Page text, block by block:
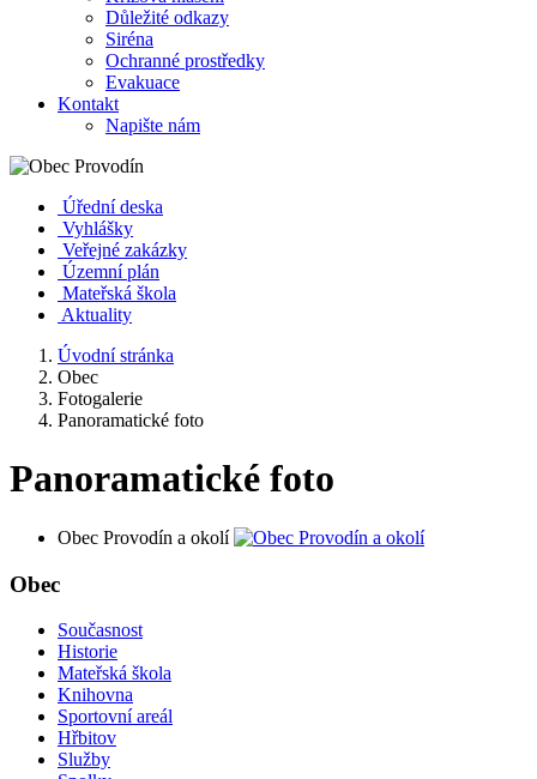
Důležité odkazy
Siréna
Ochranné prostředky
Evakuace
Kontakt
Napište nám
Úřední deska
Vyhlášky
Veřejné zakázky
Územní plán
Mateřská škola
Aktuality
Úvodní stránka
Obec
Fotogalerie
Panoramatické foto
Panoramatické foto
Obec Provodín a okolí
Obec
Současnost
Historie
Mateřská škola
Knihovna
Sportovní areál
Hřbitov
Služby